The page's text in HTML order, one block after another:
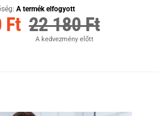
A termék elfogyott
Ft 22 180 Ft
A kedvezmény előtt